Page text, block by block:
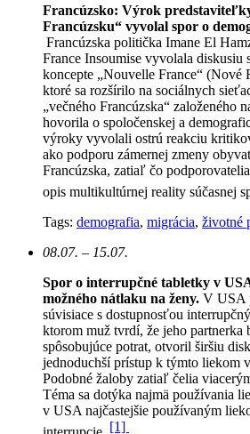
Francúzsko: Výrok
Francúzsku“ vyvolal spor o
Francúzska politička Imane El
France Insoumise vyvolala diskusiu
koncepte „Nouvelle France“ (Nové
ktoré sa rozšírilo na sociálnych
„večného Francúzska“ založeného
hovorila o spoločenskej a
výroky vyvolali ostrú reakciu
ako podporu zámernej zmeny
Francúzska, zatiaľ čo
opis multikultúrnej reality súčasnej
Tags: demografia, migrácia, životné
08.07. – 15.07.
Spor o interrupčné tabletky v
možného nátlaku na ženy. V USA
súvisiace s dostupnosťou
ktorom muž tvrdí, že jeho
spôsobujúce potrat, otvoril širšiu
jednoduchší prístup k týmto liekom
Podobné žaloby zatiaľ čelia
Téma sa dotýka najmä používania
v USA najčastejšie používaným
[1]